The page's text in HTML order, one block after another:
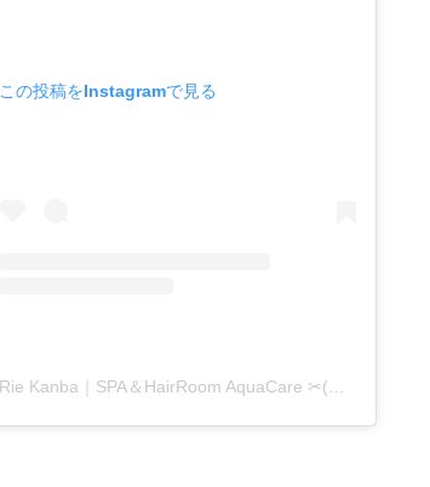
この投稿をInstagramで見る